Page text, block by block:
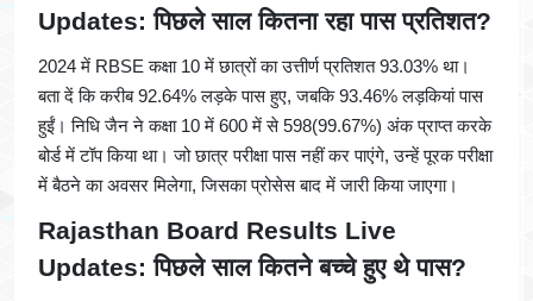
Updates: पिछले साल कितना रहा पास प्रतिशत?
2024 में RBSE कक्षा 10 में छात्रों का उत्तीर्ण प्रतिशत 93.03% था।
बता दें कि करीब 92.64% लड़के पास हुए, जबकि 93.46% लड़कियां पास
हुईं। निधि जैन ने कक्षा 10 में 600 में से 598(99.67%) अंक प्राप्त करके
बोर्ड में टॉप किया था। जो छात्र परीक्षा पास नहीं कर पाएंगे, उन्हें पूरक परीक्षा
में बैठने का अवसर मिलेगा, जिसका प्रोसेस बाद में जारी किया जाएगा।
Rajasthan Board Results Live
Updates: पिछले साल कितने बच्चे हुए थे पास?